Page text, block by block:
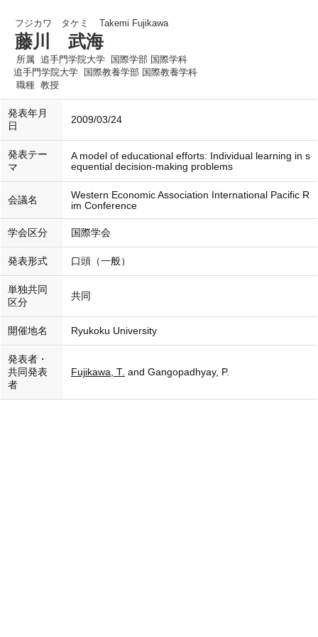
フジカワ タケミ Takemi Fujikawa
藤川 武海
所属 追手門学院大学 国際学部 国際学科
追手門学院大学 国際教養学部 国際教養学科
職種 教授
発表年月
日
2009/03/24
発表テー
マ
A model of educational efforts: Individual learning in s
equential decision-making problems
会議名
Western Economic Association International Pacific R
im Conference
学会区分 国際学会
発表形式 口頭（一般）
単独共同
区分
共同
開催地名 Ryukoku University
発表者・
共同発表
者
Fujikawa, T. and Gangopadhyay, P.